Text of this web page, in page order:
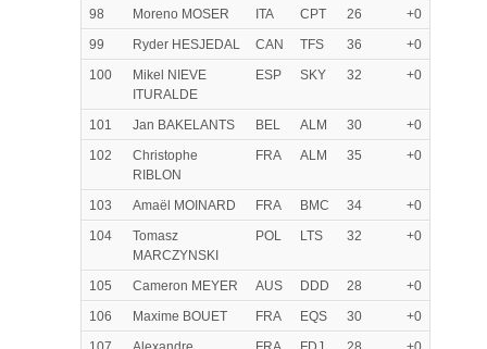
98 Moreno MOSER ITA CPT 26
+0
99
Ryder HESJEDAL CAN TFS 36
+0
100
Mikel NIEVE
ITURALDE
ESP SKY 32 +0
101 Jan BAKELANTS BEL ALM 30
+0
102
Christophe
RIBLON
FRA ALM 35 +0
103 Amaël MOINARD FRA BMC 34
+0
104
Tomasz
MARCZYNSKI
POL LTS 32 +0
105 Cameron MEYER AUS DDD 28
+0
106
Maxime BOUET FRA EQS 30
+0